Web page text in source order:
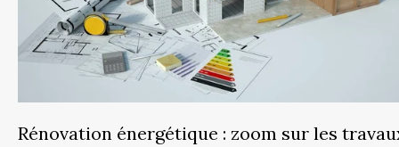
Rénovation énergétique : zoom sur les